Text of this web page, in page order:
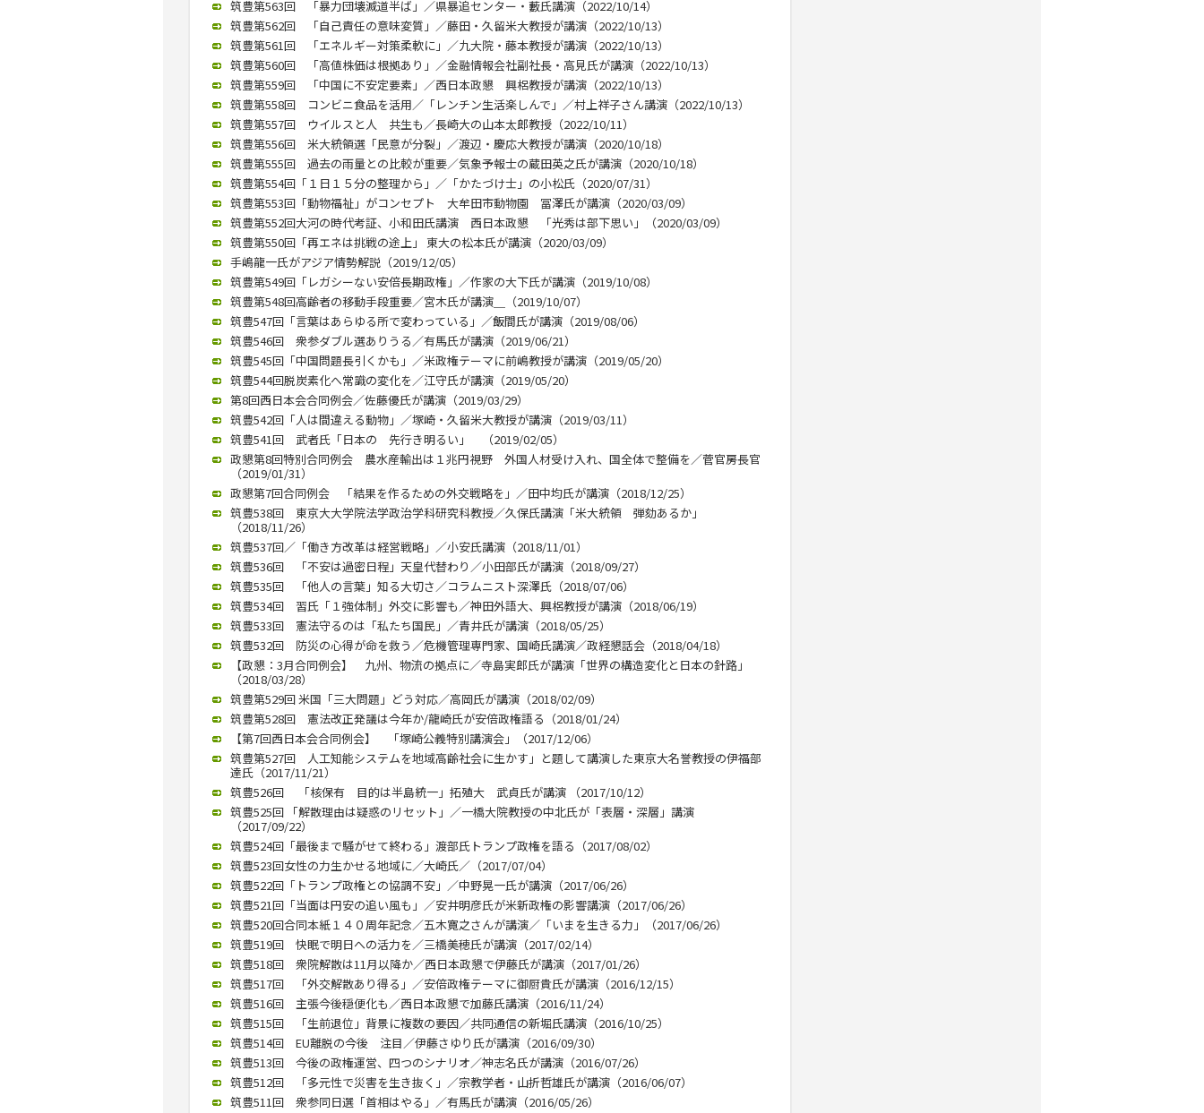
筑豊第563回 「暴力団壊滅道半ば」／県暴追センター・藪氏講演（2022/10/14）
筑豊第562回 「自己責任の意味変質」／藤田・久留米大教授が講演（2022/10/13）
筑豊第561回 「エネルギー対策柔軟に」／九大院・藤本教授が講演（2022/10/13）
筑豊第560回 「高値株価は根拠あり」／金融情報会社副社長・高見氏が講演（2022/10/13）
筑豊第559回 「中国に不安定要素」／西日本政懇 興梠教授が講演（2022/10/13）
筑豊第558回 コンビニ食品を活用／「レンチン生活楽しんで」／村上祥子さん講演（2022/10/13）
筑豊第557回 ウイルスと人 共生も／長崎大の山本太郎教授（2022/10/11）
筑豊第556回 米大統領選「民意が分裂」／渡辺・慶応大教授が講演（2020/10/18）
筑豊第555回 過去の雨量との比較が重要／気象予報士の蔵田英之氏が講演（2020/10/18）
筑豊第554回「１日１５分の整理から」／「かたづけ士」の小松氏（2020/07/31）
筑豊第553回「動物福祉」がコンセプト 大牟田市動物園 冨澤氏が講演（2020/03/09）
筑豊第552回大河の時代考証、小和田氏講演 西日本政懇 「光秀は部下思い」（2020/03/09）
筑豊第550回「再エネは挑戦の途上」 東大の松本氏が講演（2020/03/09）
手嶋龍一氏がアジア情勢解説（2019/12/05）
筑豊第549回「レガシーない安倍長期政権」／作家の大下氏が講演（2019/10/08）
筑豊第548回高齢者の移動手段重要／宮木氏が講演＿（2019/10/07）
筑豊547回「言葉はあらゆる所で変わっている」／飯間氏が講演（2019/08/06）
筑豊546回 衆参ダブル選ありうる／有馬氏が講演（2019/06/21）
筑豊545回「中国問題長引くかも」／米政権テーマに前嶋教授が講演（2019/05/20）
筑豊544回脱炭素化へ常識の変化を／江守氏が講演（2019/05/20）
第8回西日本会合同例会／佐藤優氏が講演（2019/03/29）
筑豊542回「人は間違える動物」／塚崎・久留米大教授が講演（2019/03/11）
筑豊541回 武者氏「日本の 先行き明るい」 （2019/02/05）
政懇第8回特別合同例会 農水産輸出は１兆円視野 外国人材受け入れ、国全体で整備を／菅官房長官
（2019/01/31）
政懇第7回合同例会 「結果を作るための外交戦略を」／田中均氏が講演（2018/12/25）
筑豊538回 東京大大学院法学政治学科研究科教授／久保氏講演「米大統領 弾劾あるか」
（2018/11/26）
筑豊537回／「働き方改革は経営戦略」／小安氏講演（2018/11/01）
筑豊536回 「不安は過密日程」天皇代替わり／小田部氏が講演（2018/09/27）
筑豊535回 「他人の言葉」知る大切さ／コラムニスト深澤氏（2018/07/06）
筑豊534回 習氏「１強体制」外交に影響も／神田外語大、興梠教授が講演（2018/06/19）
筑豊533回 憲法守るのは「私たち国民」／青井氏が講演（2018/05/25）
筑豊532回 防災の心得が命を救う／危機管理専門家、国崎氏講演／政経懇話会（2018/04/18）
【政懇：3月合同例会】 九州、物流の拠点に／寺島実郎氏が講演「世界の構造変化と日本の針路」
（2018/03/28）
筑豊第529回 米国「三大問題」どう対応／高岡氏が講演（2018/02/09）
筑豊第528回 憲法改正発議は今年か/龍崎氏が安倍政権語る（2018/01/24）
【第7回西日本会合同例会】 「塚崎公義特別講演会」（2017/12/06）
筑豊第527回 人工知能システムを地域高齢社会に生かす」と題して講演した東京大名誉教授の伊福部
達氏（2017/11/21）
筑豊526回 「核保有 目的は半島統一」拓殖大 武貞氏が講演 （2017/10/12）
筑豊525回 「解散理由は疑惑のリセット」／一橋大院教授の中北氏が「表層・深層」講演
（2017/09/22）
筑豊524回「最後まで騒がせて終わる」渡部氏トランプ政権を語る（2017/08/02）
筑豊523回女性の力生かせる地域に／大崎氏／（2017/07/04）
筑豊522回「トランプ政権との協調不安」／中野晃一氏が講演（2017/06/26）
筑豊521回「当面は円安の追い風も」／安井明彦氏が米新政権の影響講演（2017/06/26）
筑豊520回合同本紙１４０周年記念／五木寛之さんが講演／「いまを生きる力」（2017/06/26）
筑豊519回 快眠で明日への活力を／三橋美穂氏が講演（2017/02/14）
筑豊518回 衆院解散は11月以降か／西日本政懇で伊藤氏が講演（2017/01/26）
筑豊517回 「外交解散あり得る」／安倍政権テーマに御厨貴氏が講演（2016/12/15）
筑豊516回 主張今後穏便化も／西日本政懇で加藤氏講演（2016/11/24）
筑豊515回 「生前退位」背景に複数の要因／共同通信の新堀氏講演（2016/10/25）
筑豊514回 EU離脱の今後 注目／伊藤さゆり氏が講演（2016/09/30）
筑豊513回 今後の政権運営、四つのシナリオ／神志名氏が講演（2016/07/26）
筑豊512回 「多元性で災害を生き抜く」／宗教学者・山折哲雄氏が講演（2016/06/07）
筑豊511回 衆参同日選「首相はやる」／有馬氏が講演（2016/05/26）